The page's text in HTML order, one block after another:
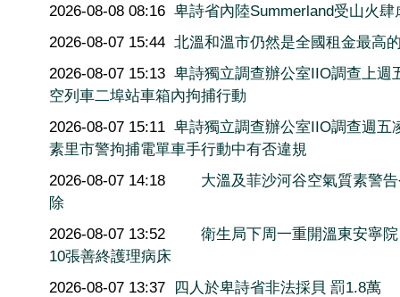
2026-08-08 08:16 卑詩省內陸Summerland受山火肆
2026-08-07 15:44 北溫和溫市仍然是全國租金最高
2026-08-07 15:13 卑詩獨立調查辦公室IIO調查上週
空列車二埠站車箱內拘捕行動
2026-08-07 15:11 卑詩獨立調查辦公室IIO調查週五
素里市警拘捕電單車手行動中有否違規
2026-08-07 14:18
大溫及菲沙河谷空氣質素警
除
2026-08-07 13:52
衛生局下周一重開溫東安寧
10張善終護理病床
2026-08-07 13:37 四人於卑詩省非法採貝 罰1.8萬